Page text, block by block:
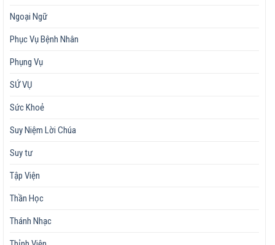
Ngoại Ngữ
Phục Vụ Bệnh Nhân
Phụng Vụ
SỨ VỤ
Sức Khoẻ
Suy Niệm Lời Chúa
Suy tư
Tập Viện
Thần Học
Thánh Nhạc